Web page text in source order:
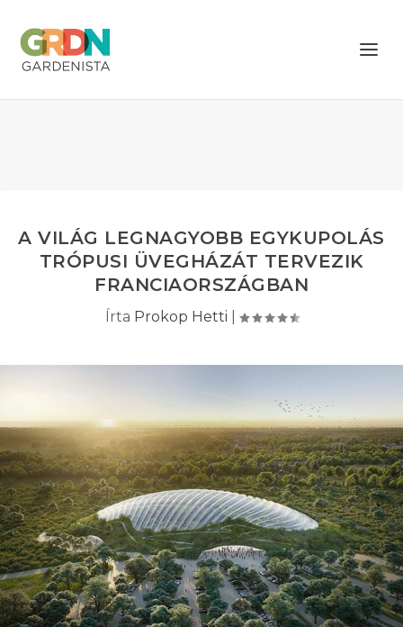
A VILÁG LEGNAGYOBB EGYKUPOLÁS
TRÓPUSI ÜVEGHÁZÁT TERVEZIK
FRANCIAORSZÁGBAN
Írta Prokop Hetti